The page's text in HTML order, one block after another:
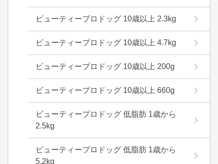
ビューティープロドッグ 10歳以上 2.3kg
ビューティープロドッグ 10歳以上 4.7kg
ビューティープロドッグ 10歳以上 200g
ビューティープロドッグ 10歳以上 660g
ビューティープロドッグ 低脂肪 1歳から
2.5kg
ビューティープロドッグ 低脂肪 1歳から
5.2kg